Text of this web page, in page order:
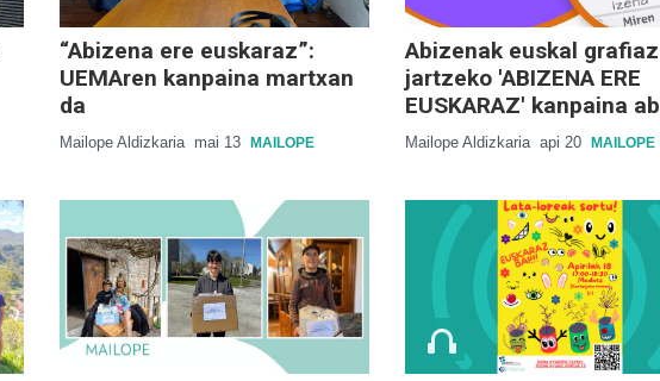
“Abizena ere euskaraz”:
UEMAren kanpaina martxan
da
Mailope Aldizkaria mai 13 MAILOPE
Abizenak euskal grafiaz
jartzeko 'ABIZENA ERE
EUSKARAZ' kanpaina
Mailope Aldizkaria api 20 MAILOPE